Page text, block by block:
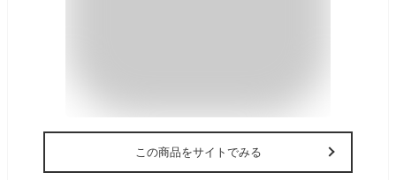
この商品をサイトでみる